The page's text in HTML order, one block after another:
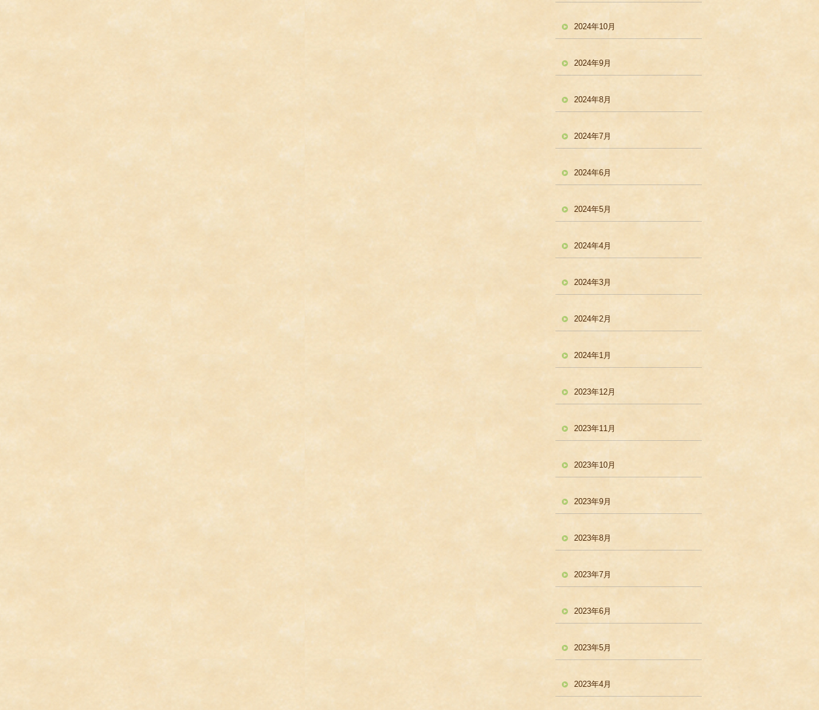
2024年10月
2024年9月
2024年8月
2024年7月
2024年6月
2024年5月
2024年4月
2024年3月
2024年2月
2024年1月
2023年12月
2023年11月
2023年10月
2023年9月
2023年8月
2023年7月
2023年6月
2023年5月
2023年4月